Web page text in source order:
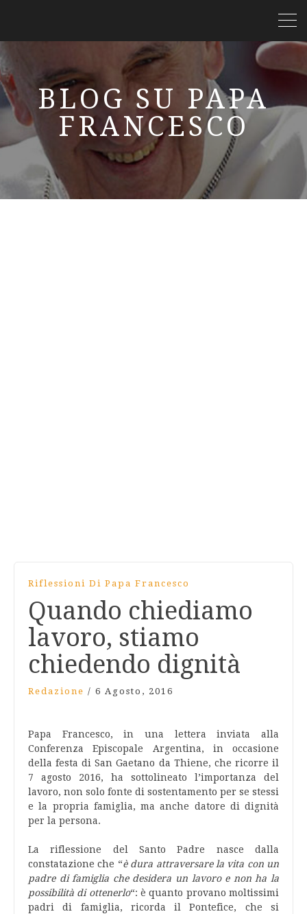
BLOG SU PAPA
FRANCESCO
Riflessioni Di Papa Francesco
Quando chiediamo
lavoro, stiamo
chiedendo dignità
Redazione / 6 Agosto, 2016
Papa Francesco, in una lettera inviata alla
Conferenza Episcopale Argentina, in occasione
della festa di San Gaetano da Thiene, che ricorre il
7 agosto 2016, ha sottolineato l’importanza del
lavoro, non solo fonte di sostentamento per se stessi
e la propria famiglia, ma anche datore di dignità
per la persona.
La riflessione del Santo Padre nasce dalla
constatazione che “è dura attraversare la vita con un
padre di famiglia che desidera un lavoro e non ha la
possibilità di ottenerlo“: è quanto provano moltissimi
padri di famiglia, ricorda il Pontefice, che si